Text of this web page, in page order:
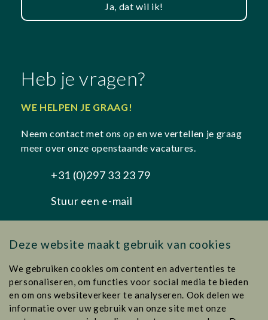
Deze website maakt gebruik van cookies
We gebruiken cookies om content en advertenties te
personaliseren, om functies voor social media te bieden
en om ons websiteverkeer te analyseren. Ook delen we
informatie over uw gebruik van onze site met onze
Ja, dat wil ik!
Heb je vragen?
WE HELPEN JE GRAAG!
Neem contact met ons op en we vertellen je graag
meer over onze openstaande vacatures.
+31 (0)297 33 23 79
Stuur een e-mail